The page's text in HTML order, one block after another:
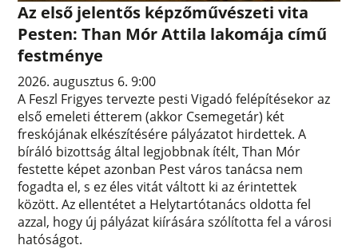
Az első jelentős képzőművészeti vita
Pesten: Than Mór Attila lakomája című
festménye
2026. augusztus 6. 9:00
A Feszl Frigyes tervezte pesti Vigadó felépítésekor az
első emeleti étterem (akkor Csemegetár) két
freskójának elkészítésére pályázatot hirdettek. A
bíráló bizottság által legjobbnak ítélt, Than Mór
festette képet azonban Pest város tanácsa nem
fogadta el, s ez éles vitát váltott ki az érintettek
között. Az ellentétet a Helytartótanács oldotta fel
azzal, hogy új pályázat kiírására szólította fel a városi
hatóságot.